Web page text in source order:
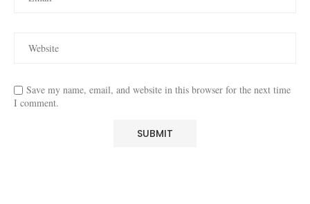
Save my name, email, and website in this browser for the next time
I comment.